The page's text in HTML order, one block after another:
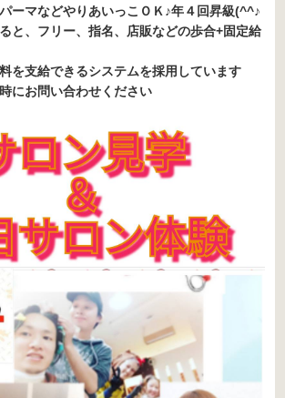
ーマなどやりあいっこＯＫ♪年４回昇級(^^♪
と、フリー、指名、店販などの歩合+固定給
を支給できるシステムを採用しています
にお問い合わせください